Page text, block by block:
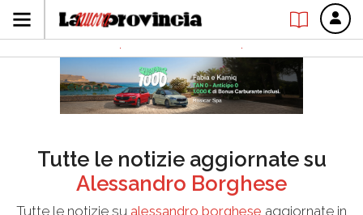
Tutte le notizie aggiornate su
Alessandro Borghese
Tutte le notizie su alessandro borghese aggiornate in